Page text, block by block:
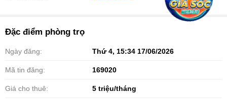
Đặc điểm phòng trọ
Ngày đăng: Thứ 4, 15:34 17/06/2026
Mã tin đăng: 169020
Giá cho thuê: 5 triệu/tháng